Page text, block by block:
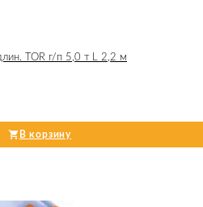
TOR г/п 5,0 т L 2,2 м
В корзину